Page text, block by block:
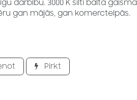
darbību. 3000 K silti balta
gan mājās, gan komerctelpās.
Pirkt